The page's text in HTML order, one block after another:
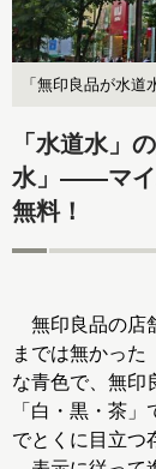
「無印良品が水
「水道水」
水」――マイ
無料！
無印良品の店
までは無かった
な青色で、無印
「白・黒・茶
でとくに目立つ